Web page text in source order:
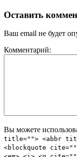
Оставить
Ваш email не будет
Комментарий:
Вы можете
title=""> <abbr
<blockquote